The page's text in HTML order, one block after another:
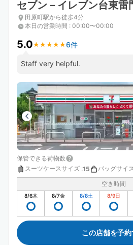
セブン－イレブン台東雷
田原町駅から徒歩4分
本日の営業時間 : 00:00〜00:00
5.0★ ★ ★ ★ ★
★ ★ ★ ★ ★6件
Staff very helpful.
保管できる荷物数
スーツケースサイズ :15 バッグサイ
空き時間
8/6木 8/7金 8/8土 8/9日
この店舗を予約